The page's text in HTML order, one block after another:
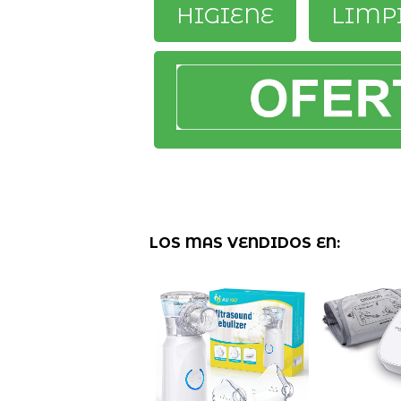
HIGIENE
LOS MAS VENDIDOS EN: